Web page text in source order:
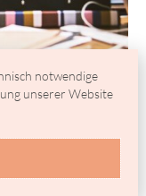
Die
mehr Erfolg
notwendige
unserer Website